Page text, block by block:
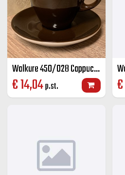
Walkure 450/028 Cappuccino groot K+S kleur 28 cl
€14,04p.st. €